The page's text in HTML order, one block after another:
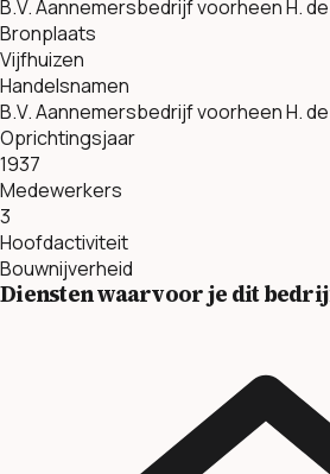
B.V. Aannemersbedrijf voorheen H.
Bronplaats
Vijfhuizen
Handelsnamen
B.V. Aannemersbedrijf voorheen H.
Oprichtingsjaar
1937
Medewerkers
3
Hoofdactiviteit
Bouwnijverheid
Diensten waarvoor je dit